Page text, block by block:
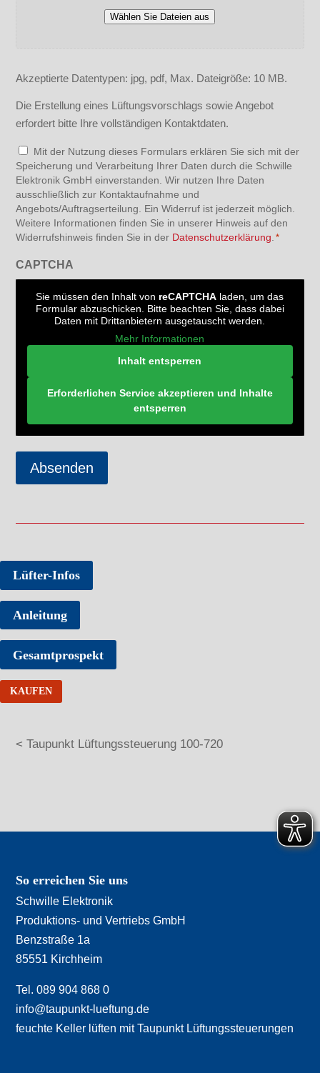
Wählen Sie Dateien aus
Akzeptierte Datentypen: jpg, pdf, Max. Dateigröße: 10 MB.
Die Erstellung eines Lüftungsvorschlags sowie Angebot
erfordert bitte Ihre vollständigen Kontaktdaten.
Datenschutz
*
Mit der Nutzung dieses Formulars erklären Sie sich mit der
Speicherung und Verarbeitung Ihrer Daten durch die Schwille
Elektronik GmbH einverstanden. Wir nutzen Ihre Daten
ausschließlich zur Kontaktaufnahme und
Angebots/Auftragserteilung. Ein Widerruf ist jederzeit möglich.
Weitere Informationen finden Sie in unserer Hinweis auf den
Widerrufshinweis finden Sie in der Datenschutzerklärung *
CAPTCHA
Sie müssen den Inhalt von reCAPTCHA laden, um das
Formular abzuschicken. Bitte beachten Sie, dass dabei
Daten mit Drittanbietern ausgetauscht werden.
Mehr Informationen
Inhalt entsperren
Erforderlichen Service akzeptieren und Inhalte
entsperren
Lüfter-Infos
Anleitung
Gesamtprospekt
KAUFEN
< Taupunkt Lüftungssteuerung 100-720
So erreichen Sie uns
Schwille Elektronik
Produktions- und Vertriebs GmbH
Benzstraße 1a
85551 Kirchheim
Tel. 089 904 868 0
info@taupunkt-lueftung.de
feuchte Keller lüften mit Taupunkt Lüftungssteuerungen